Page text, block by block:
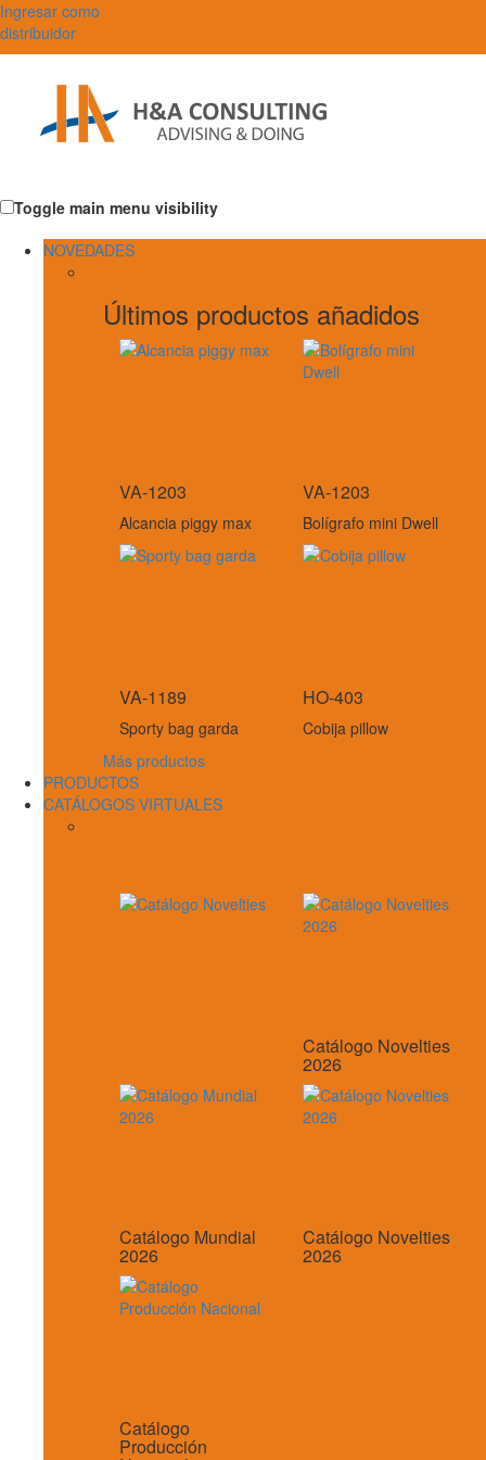
Ingresar como
distribuidor
Toggle main menu visibility
NOVEDADES
Últimos productos añadidos
VA-1203
Alcancia piggy max
VA-1203
Bolígrafo mini Dwell
VA-1189
Sporty bag garda
HO-403
Cobija pillow
Más productos
PRODUCTOS
CATÁLOGOS VIRTUALES
Catálogo Novelties
2026
Catálogo Mundial
2026
Catálogo Novelties
2026
Catálogo
Producción